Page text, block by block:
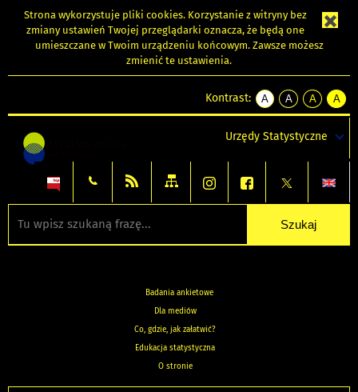
Strona wykorzystuje pliki cookies. Korzystanie z witryny bez
zmiany ustawień Twojej przeglądarki oznacza, że będą one
umieszczane w Twoim urządzeniu końcowym. Zawsze możesz
zmienić te ustawienia.
Kontrast:
A
kontrast
A
kontrast
tekst
czarnym
A
kontrast
tekst
czarnym
A
tekst
żółtym
Urzędy Statystyczne
Badania ankietowe
Dla mediów
Co, gdzie, jak załatwić?
Edukacja statystyczna
O stronie